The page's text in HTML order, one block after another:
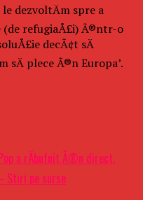
dezvoltÄm spre a
(de refugiaÅ£i) Ã®ntr-o
decÃ¢t sÄ
sÄ plece Ã®n Europa’.
a rÄbufnit Ã®n direct,
Stiri pe surse